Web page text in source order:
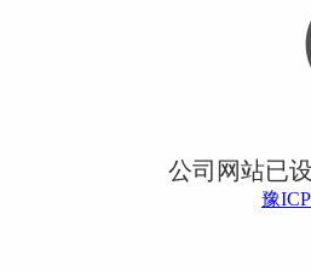
公司网站已
豫